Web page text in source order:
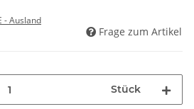
- Ausland
Frage zum Artikel
Stück